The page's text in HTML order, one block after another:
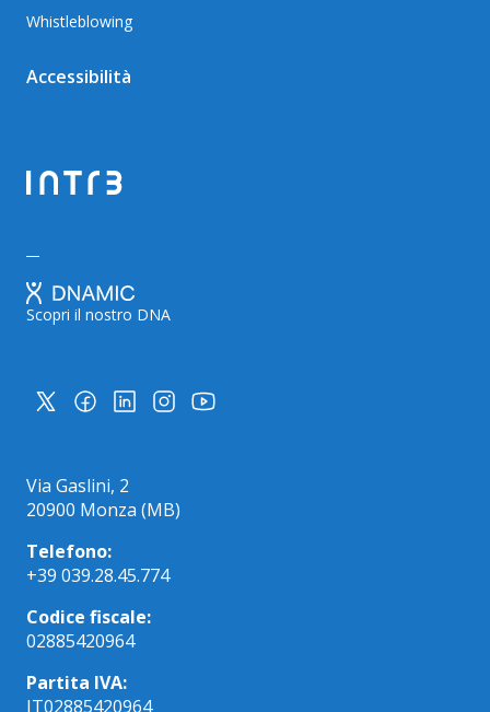
Whistleblowing
Accessibilità
Scopri il nostro DNA
Via Gaslini, 2
20900 Monza (MB)
Telefono:
+39 039.28.45.774
Codice fiscale:
02885420964
Partita IVA:
IT02885420964